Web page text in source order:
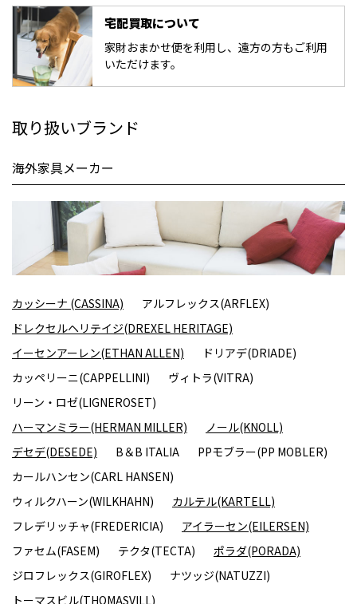
宅配買取について
家財おまかせ便を利用し、遠方の方もご利用
いただけます。
取り扱いブランド
海外家具メーカー
カッシーナ (CASSINA)
アルフレックス(ARFLEX)
ドレクセルヘリテイジ(DREXEL HERITAGE)
イーセンアーレン(ETHAN ALLEN)
ドリアデ(DRIADE)
カッペリーニ(CAPPELLINI)
ヴィトラ(VITRA)
リーン・ロゼ(LIGNEROSET)
ハーマンミラー(HERMAN MILLER)
ノール(KNOLL)
デセデ(DESEDE)
B＆B ITALIA
PPモブラー(PP MOBLER)
カールハンセン(CARL HANSEN)
ウィルクハーン(WILKHAHN)
カルテル(KARTELL)
フレデリッチャ(FREDERICIA)
アイラーセン(EILERSEN)
ファセム(FASEM)
テクタ(TECTA)
ポラダ(PORADA)
ジロフレックス(GIROFLEX)
ナツッジ(NATUZZI)
トーマスビル(THOMASVILL)